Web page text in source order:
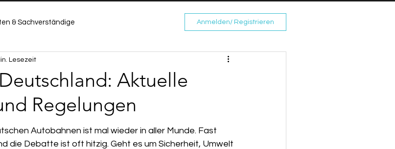
& Sachverständige
& Fahrzeugbewertung
Aktuelles & Branchennews
Anmelden/ Registrieren
Aktuelle
Regelungen
Lesezeit
Autobahnen ist mal wieder in aller Munde. Fast
die Debatte ist oft hitzig. Geht es um Sicherheit, Umwelt